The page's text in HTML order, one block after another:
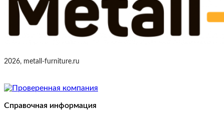
2026, metall-furniture.ru
Справочная информация